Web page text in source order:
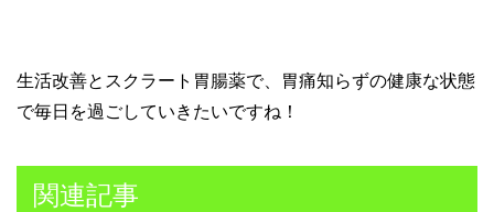
生活改善とスクラート胃腸薬で、胃痛知らずの健康な状態
で毎日を過ごしていきたいですね！
関連記事